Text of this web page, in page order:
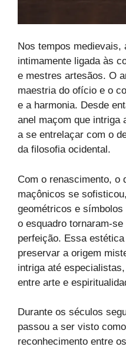
Nos tempos medievais,
intimamente ligada às
e mestres artesãos. O
maestria do ofício e o
e a harmonia. Desde
anel maçom que intriga
a se entrelaçar com o
da filosofia ocidental.
Com o renascimento, o
maçônicos se
geométricos e
o esquadro tornaram-
perfeição. Essa
preservar a origem
intriga até
entre arte e
Durante os séculos
passou a ser visto
reconhecimento entre